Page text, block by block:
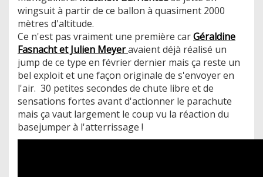
wingsuit à partir de ce ballon à quasiment 2000
mètres d'altitude.
Ce n'est pas vraiment une première carGéraldine
Fasnacht et Julien Meyeravaient déjà réalisé un
jump de ce type en février dernier mais ça reste un
bel exploit et une façon originale de s'envoyer en
l'air. 30 petites secondes de chute libre et de
sensations fortes avant d'actionner le parachute
mais ça vaut largement le coup vu la réaction du
basejumper à l'atterrissage !